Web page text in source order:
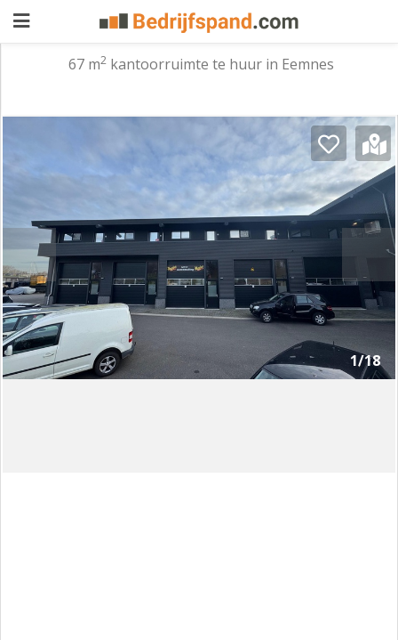
zoeken
adverteren
Premium
adverteren
Blog
Registreren
Login
67 m2kantoorruimte te huur in Eemnes
1/18